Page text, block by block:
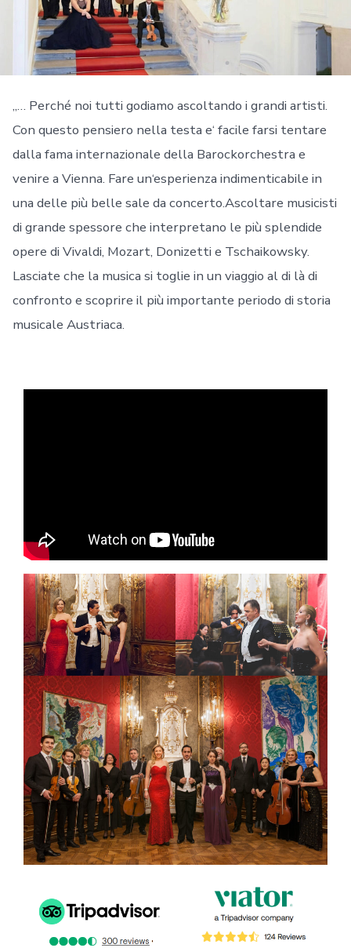
„… Perché noi tutti godiamo ascoltando i grandi artisti.
Con questo pensiero nella testa e‘ facile farsi tentare
dalla fama internazionale della Barockorchestra e
venire a Vienna. Fare un‘esperienza indimenticabile in
una delle più belle sale da concerto.Ascoltare musicisti
di grande spessore che interpretano le più splendide
opere di Vivaldi, Mozart, Donizetti e Tschaikowsky.
Lasciate che la musica si toglie in un viaggio al di là di
confronto e scoprire il più importante periodo di storia
musicale Austriaca.